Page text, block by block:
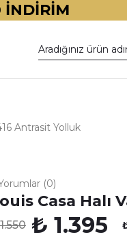
Antrasit Yolluk
(0)
Casa Halı
₺ 1.395